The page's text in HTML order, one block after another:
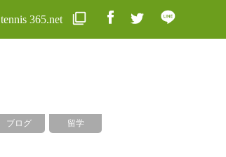
tennis 365.net
ブログ 留学